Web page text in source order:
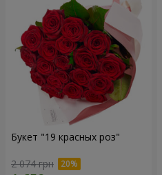
Букет "19 красных роз"
2 074 грн